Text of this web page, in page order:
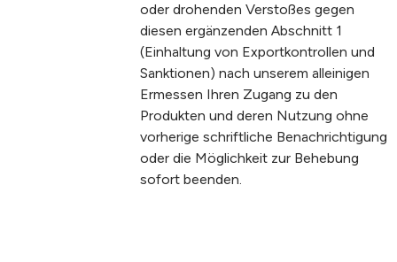
oder drohenden Verstoßes gegen
diesen ergänzenden Abschnitt 1
(Einhaltung von Exportkontrollen und
Sanktionen) nach unserem alleinigen
Ermessen Ihren Zugang zu den
Produkten und deren Nutzung ohne
vorherige schriftliche Benachrichtigung
oder die Möglichkeit zur Behebung
sofort beenden.